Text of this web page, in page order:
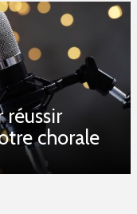
réussir
chorale